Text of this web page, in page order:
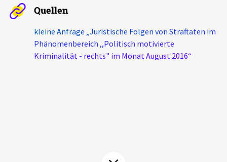
Pressemitteilungen
Podcasts
Projektbeschreibung
Unterstützer_innen
Quellen
kleine Anfrage „Juristische Folgen von Straftaten im
Phänomenbereich ,,Politisch motivierte
Kriminalität - rechts" im Monat August 2016“